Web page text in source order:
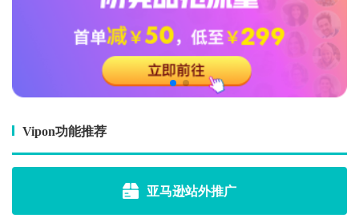
Vipon功能推荐
亚马逊站外推广